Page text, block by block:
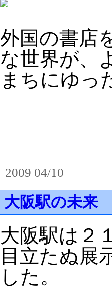
外国の書店
な世界が、
まちにゆっ
2009 04/10
大阪駅の未来
大阪駅は２
目立たぬ展
した。